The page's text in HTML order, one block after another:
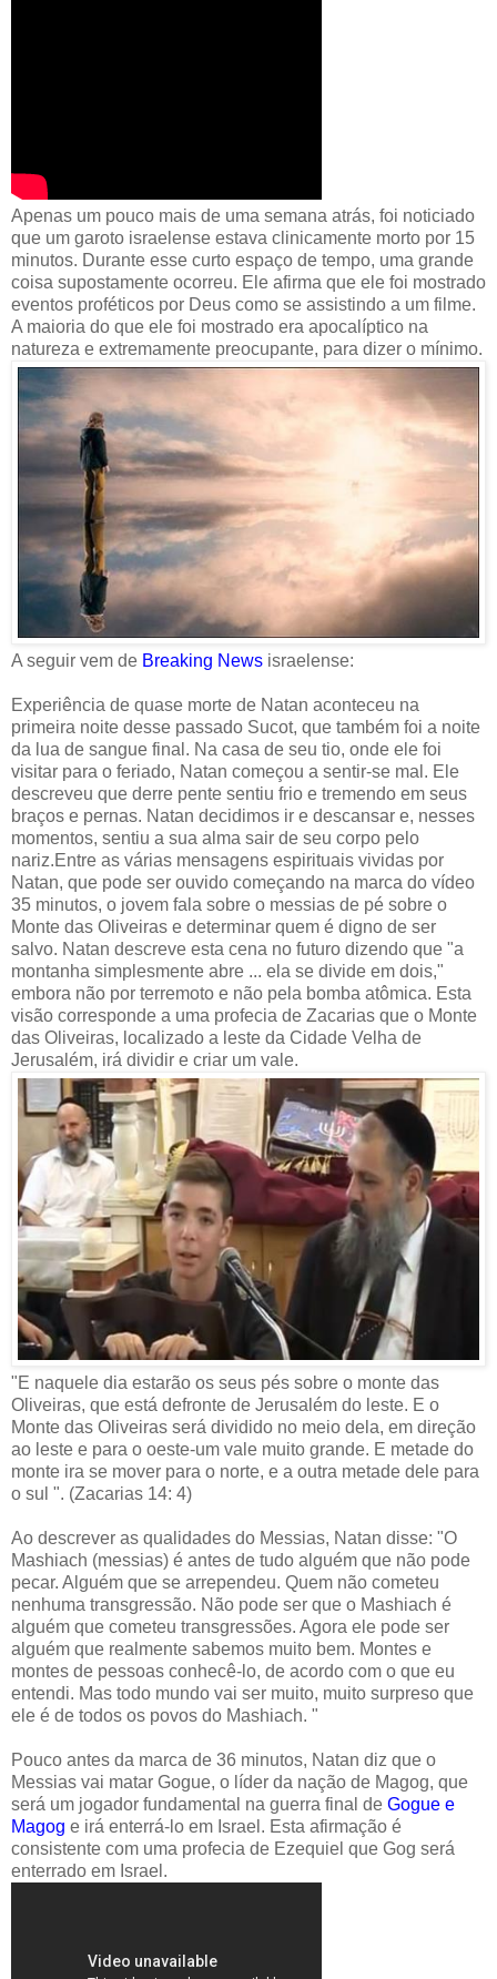
Apenas um pouco mais de uma semana atrás, foi noticiado
que um garoto israelense estava clinicamente morto por 15
minutos. Durante esse curto espaço de tempo, uma grande
coisa supostamente ocorreu. Ele afirma que ele foi mostrado
eventos proféticos por Deus como se assistindo a um filme.
A maioria do que ele foi mostrado era apocalíptico na
natureza e extremamente preocupante, para dizer o mínimo.
A seguir vem de Breaking News israelense:
Experiência de quase morte de Natan aconteceu na
primeira noite desse passado Sucot, que também foi a noite
da lua de sangue final. Na casa de seu tio, onde ele foi
visitar para o feriado, Natan começou a sentir-se mal. Ele
descreveu que derre pente sentiu frio e tremendo em seus
braços e pernas. Natan decidimos ir e descansar e, nesses
momentos, sentiu a sua alma sair de seu corpo pelo
nariz.Entre as várias mensagens espirituais vividas por
Natan, que pode ser ouvido começando na marca do vídeo
35 minutos, o jovem fala sobre o messias de pé sobre o
Monte das Oliveiras e determinar quem é digno de ser
salvo. Natan descreve esta cena no futuro dizendo que "a
montanha simplesmente abre ... ela se divide em dois,"
embora não por terremoto e não pela bomba atômica. Esta
visão corresponde a uma profecia de Zacarias que o Monte
das Oliveiras, localizado a leste da Cidade Velha de
Jerusalém, irá dividir e criar um vale.
"E naquele dia estarão os seus pés sobre o monte das
Oliveiras, que está defronte de Jerusalém do leste. E o
Monte das Oliveiras será dividido no meio dela, em direção
ao leste e para o oeste-um vale muito grande. E metade do
monte ira se mover para o norte, e a outra metade dele para
o sul ". (Zacarias 14: 4)
Ao descrever as qualidades do Messias, Natan disse: "O
Mashiach (messias) é antes de tudo alguém que não pode
pecar. Alguém que se arrependeu. Quem não cometeu
nenhuma transgressão. Não pode ser que o Mashiach é
alguém que cometeu transgressões. Agora ele pode ser
alguém que realmente sabemos muito bem. Montes e
montes de pessoas conhecê-lo, de acordo com o que eu
entendi. Mas todo mundo vai ser muito, muito surpreso que
ele é de todos os povos do Mashiach. "
Pouco antes da marca de 36 minutos, Natan diz que o
Messias vai matar Gogue, o líder da nação de Magog, que
será um jogador fundamental na guerra final de Gogue e
Magog e irá enterrá-lo em Israel. Esta afirmação é
consistente com uma profecia de Ezequiel que Gog será
enterrado em Israel.